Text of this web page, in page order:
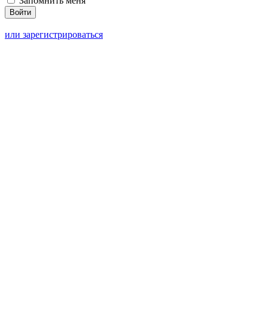
или зарегистрироваться